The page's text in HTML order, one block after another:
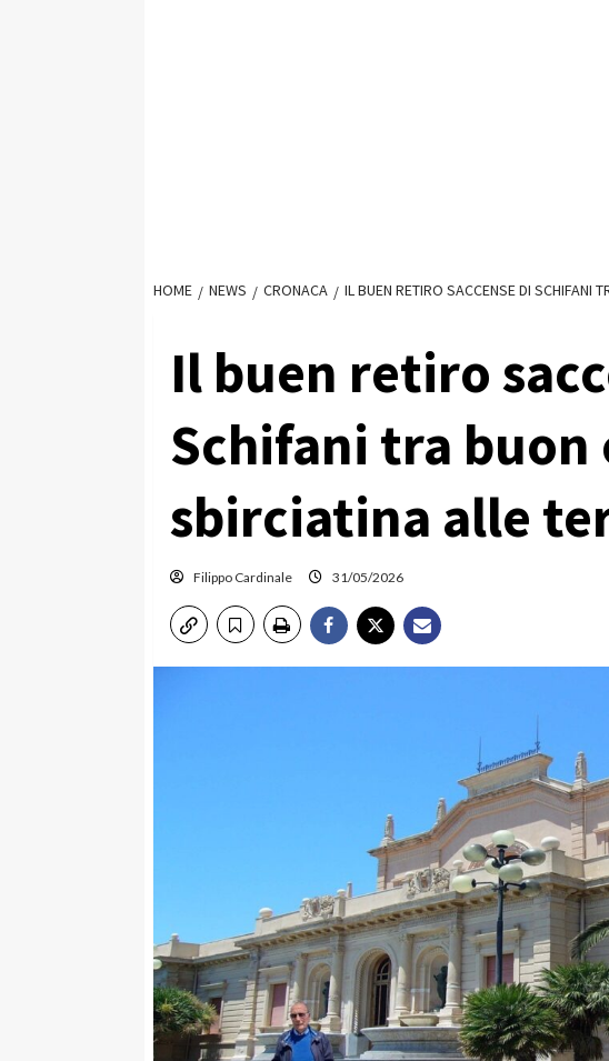
HOME NEWS CRONACA IL BUEN RETIRO SACCENSE DI SCHIFANI
Il buen retiro
Schifani tra buon
sbirciatina alle
Filippo Cardinale 31/05/2026